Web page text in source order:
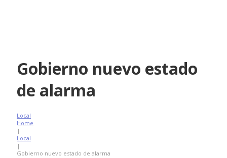
Gobierno nuevo estado
de alarma
Local
Home
|
Local
|
Gobierno nuevo estado de alarma